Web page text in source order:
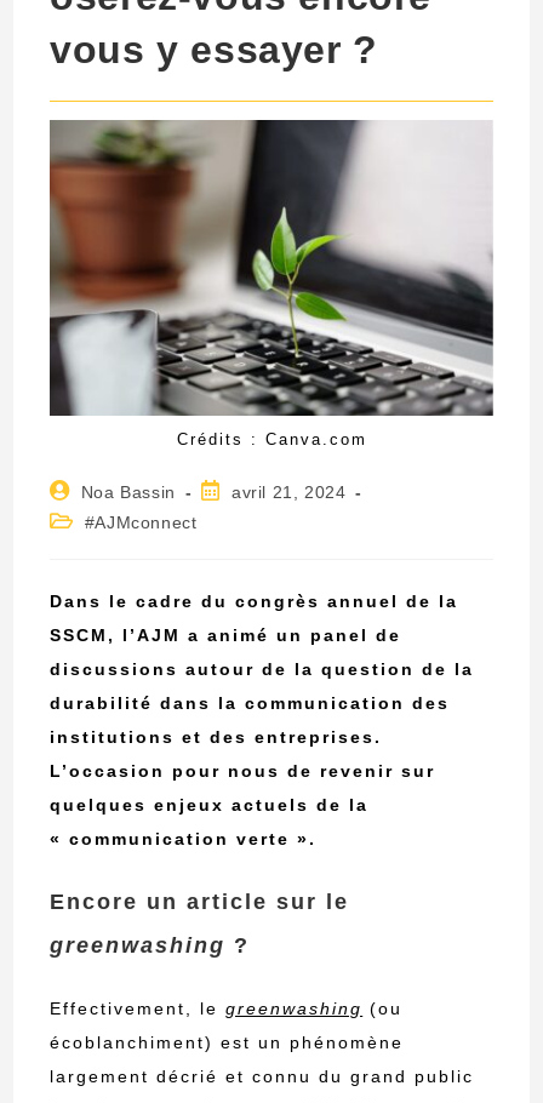
vous y essayer ?
Crédits : Canva.com
Auteur/autrice
de
Noa Bassin
Publication
avril 21, 2024
Post#AJMconnect
Dans le cadre du congrès annuel de la
SSCM, l’AJM a animé un panel de
discussionsautour de la question de la
durabilité dans la communication des
institutions et des entreprises.
L’occasion pour nous de revenir sur
quelques enjeux actuels de la
« communication verte ».
Encore un article sur le
greenwashing ?
Effectivement, legreenwashing (ou
écoblanchiment) est un phénomène
largement décrié et connu du grand public